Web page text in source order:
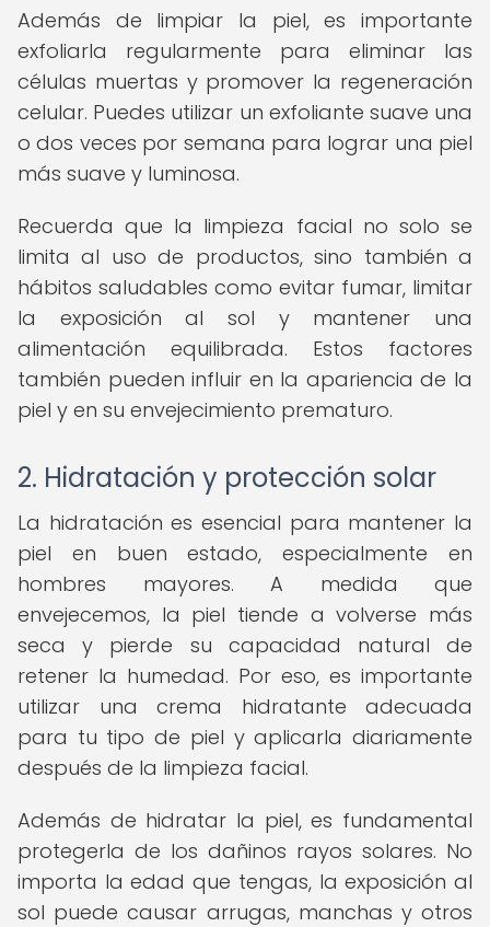
Además de limpiar la piel, es importante
exfoliarla regularmente para eliminar las
células muertas y promover la regeneración
celular. Puedes utilizar un exfoliante suave una
o dos veces por semana para lograr una piel
más suave y luminosa.
Recuerda que la limpieza facial no solo se
limita al uso de productos, sino también a
hábitos saludables como evitar fumar, limitar
la exposición al sol y mantener una
alimentación equilibrada. Estos factores
también pueden influir en la apariencia de la
piel y en su envejecimiento prematuro.
2. Hidratación y protección solar
La hidratación es esencial para mantener la
piel en buen estado, especialmente en
hombres mayores. A medida que
envejecemos, la piel tiende a volverse más
seca y pierde su capacidad natural de
retener la humedad. Por eso, es importante
utilizar una crema hidratante adecuada
para tu tipo de piel y aplicarla diariamente
después de la limpieza facial.
Además de hidratar la piel, es fundamental
protegerla de los dañinos rayos solares. No
importa la edad que tengas, la exposición al
sol puede causar arrugas, manchas y otros